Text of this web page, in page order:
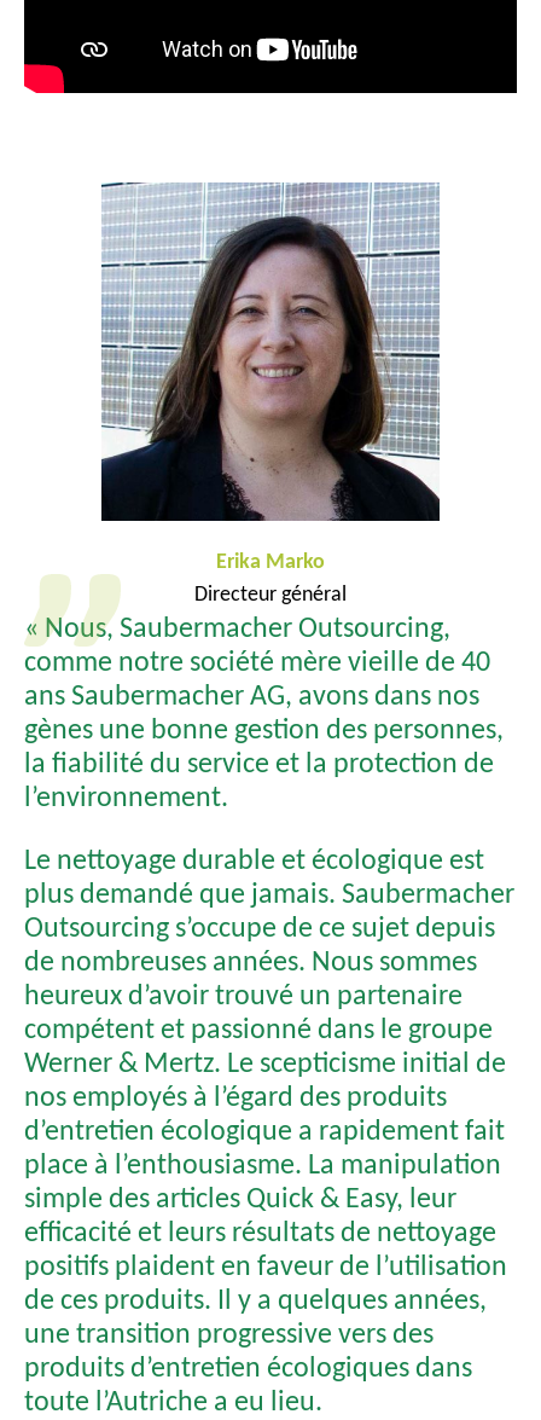
Erika Marko
Directeur général
« Nous, Saubermacher Outsourcing,
comme notre société mère vieille de 40
ans Saubermacher AG, avons dans nos
gènes une bonne gestion des personnes,
la fiabilité du service et la protection de
l’environnement.
Le nettoyage durable et écologique est
plus demandé que jamais. Saubermacher
Outsourcing s’occupe de ce sujet depuis
de nombreuses années. Nous sommes
heureux d’avoir trouvé un partenaire
compétent et passionné dans le groupe
Werner & Mertz. Le scepticisme initial de
nos employés à l’égard des produits
d’entretien écologique a rapidement fait
place à l’enthousiasme. La manipulation
simple des articles Quick & Easy, leur
efficacité et leurs résultats de nettoyage
positifs plaident en faveur de l’utilisation
de ces produits. Il y a quelques années,
une transition progressive vers des
produits d’entretien écologiques dans
toute l’Autriche a eu lieu.